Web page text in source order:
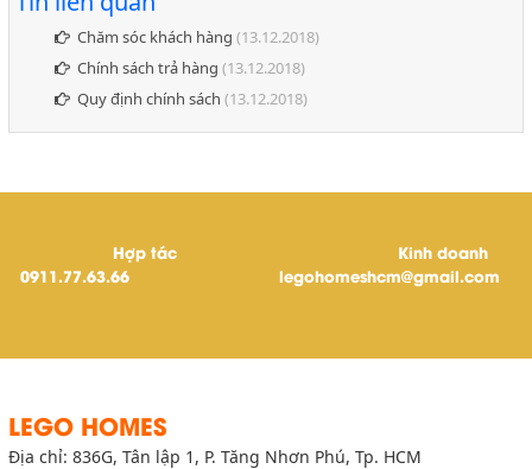
Chăm sóc khách hàng (13.12.2018)
Chính sách trả hàng (13.12.2018)
Quy định chính sách (13.12.2018)
Hợp tác
0911.77.63.66
Kinh doanh
legohomeshcm@gmail.com
LEGO HOMES
Địa chỉ: 836G, Tân lập 1, P. Tăng Nhơn Phú, Tp. HCM